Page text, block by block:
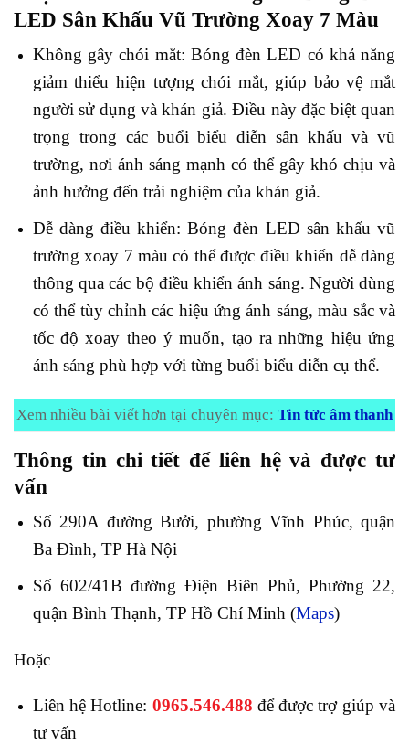
LED Sân Khấu Vũ Trường Xoay 7 Màu
Không gây chói mắt: Bóng đèn LED có khả năng
giảm thiểu hiện tượng chói mắt, giúp bảo vệ mắt
người sử dụng và khán giả. Điều này đặc biệt quan
trọng trong các buổi biểu diễn sân khấu và vũ
trường, nơi ánh sáng mạnh có thể gây khó chịu và
ảnh hưởng đến trải nghiệm của khán giả.
Dễ dàng điều khiển: Bóng đèn LED sân khấu vũ
trường xoay 7 màu có thể được điều khiển dễ dàng
thông qua các bộ điều khiển ánh sáng. Người dùng
có thể tùy chỉnh các hiệu ứng ánh sáng, màu sắc và
tốc độ xoay theo ý muốn, tạo ra những hiệu ứng
ánh sáng phù hợp với từng buổi biểu diễn cụ thể.
Xem nhiều bài viết hơn tại chuyên mục: Tin tức âm thanh
Thông tin chi tiết để liên hệ và được tư
vấn
Số 290A đường Bưởi, phường Vĩnh Phúc, quận
Ba Đình, TP Hà Nội
Số 602/41B đường Điện Biên Phủ, Phường 22,
quận Bình Thạnh, TP Hồ Chí Minh (Maps)
Hoặc
Liên hệ Hotline: 0965.546.488 để được trợ giúp và
tư vấn